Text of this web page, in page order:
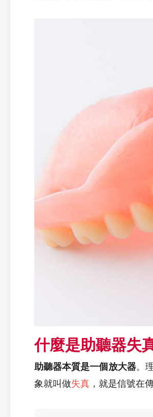
什麼是助聽器失
助聽器本質是一個放大器。
象就叫做失真 ，就是信號在